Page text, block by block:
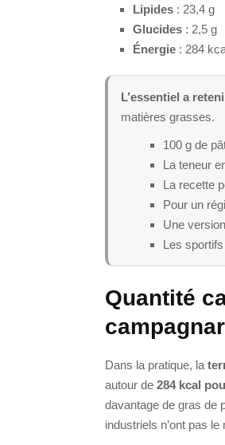
Lipides : 23,4 g
Glucides : 2,5 g
Énergie : 284
L’essentiel a
matières grasses.
100 g de
La teneur
La recette
Pour un
Une
Les
Quantité
Dans la pratique, la
autour de 284 kcal
davantage de gras de
industriels n’ont pas